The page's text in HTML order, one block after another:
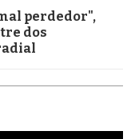
perdedor",
dos